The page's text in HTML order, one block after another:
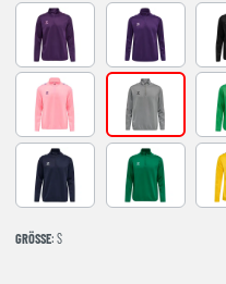
ACAI ACAI/WHITE
COTTON CANDY GREY MELANGE
marine EVERGREEN
GRÖSSE : S